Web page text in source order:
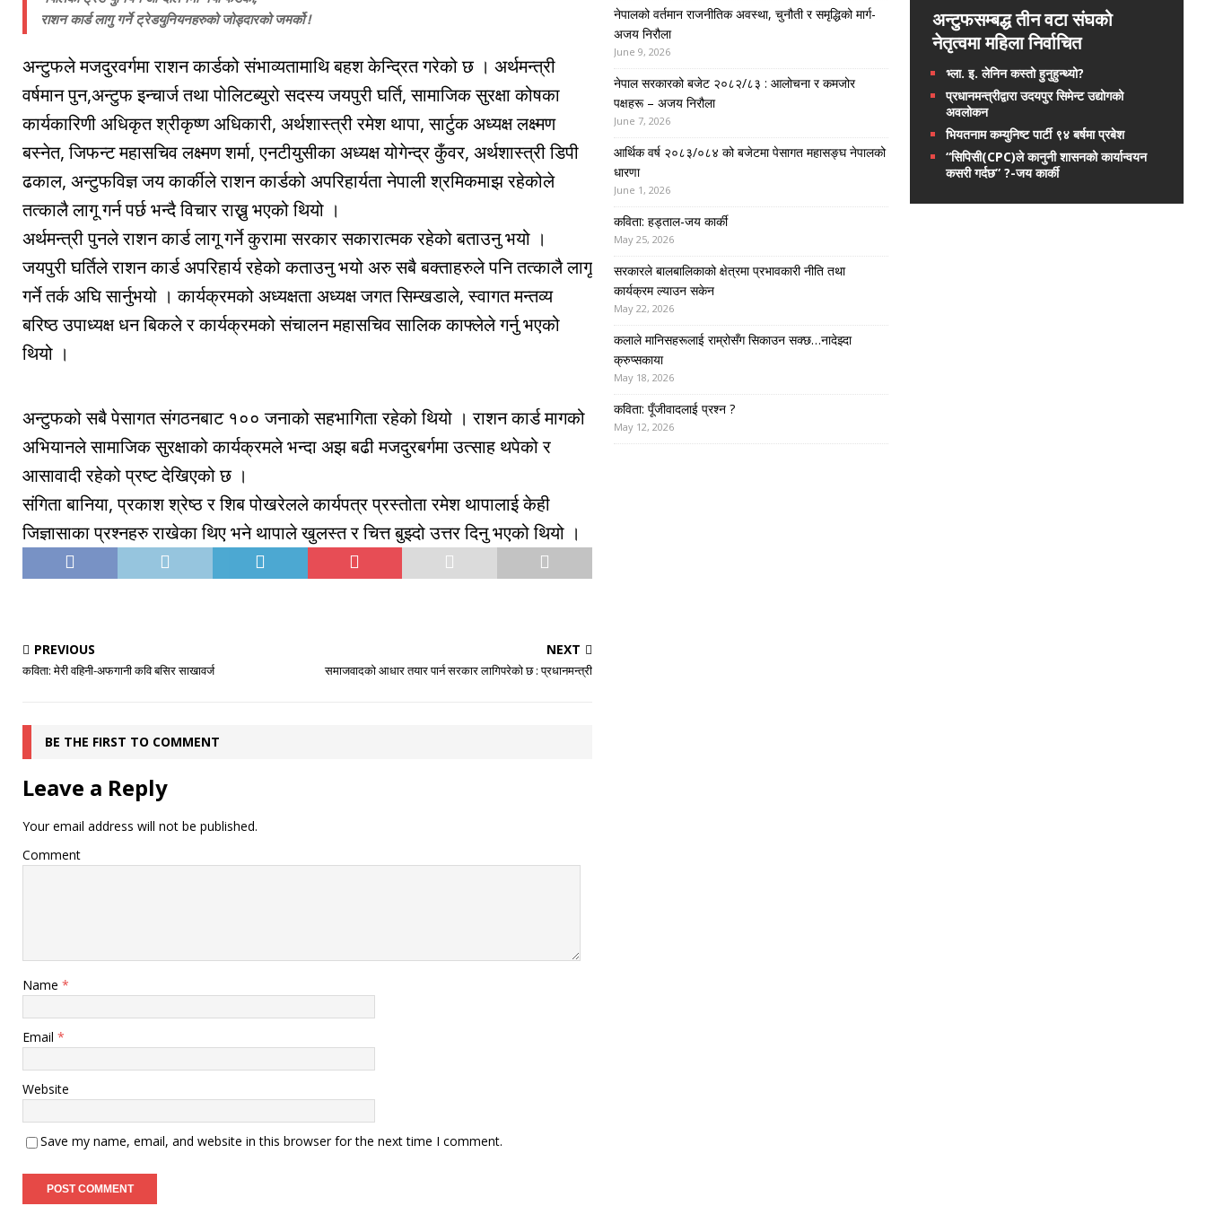
राशन कार्ड लागु गर्ने ट्रेडयुनियनहरुको जोड्दारको जमर्को !
अन्टुफले मजदुरवर्गमा राशन कार्डको संभाव्यतामाथि बहश केन्द्रित गरेको छ । अर्थमन्त्री
वर्षमान पुन,अन्टुफ इन्चार्ज तथा पोलिटब्युरो सदस्य जयपुरी घर्ति, सामाजिक सुरक्षा कोषका
कार्यकारिणी अधिकृत श्रीकृष्ण अधिकारी, अर्थशास्त्री रमेश थापा, सार्टुक अध्यक्ष लक्ष्मण
बस्नेत, जिफन्ट महासचिव लक्ष्मण शर्मा, एनटीयुसीका अध्यक्ष योगेन्द्र कुँवर, अर्थशास्त्री डिपी
ढकाल, अन्टुफविज्ञ जय कार्कीले राशन कार्डको अपरिहार्यता नेपाली श्रमिकमाझ रहेकोले
तत्कालै लागू गर्न पर्छ भन्दै विचार राख्नु भएको थियो ।
अर्थमन्त्री पुनले राशन कार्ड लागू गर्ने कुरामा सरकार सकारात्मक रहेको बताउनु भयो ।
जयपुरी घर्तिले राशन कार्ड अपरिहार्य रहेको कताउनु भयो अरु सबै बक्ताहरुले पनि तत्कालै लागू
गर्ने तर्क अघि सार्नुभयो । कार्यक्रमको अध्यक्षता अध्यक्ष जगत सिम्खडाले, स्वागत मन्तव्य
बरिष्ठ उपाध्यक्ष धन बिकले र कार्यक्रमको संचालन महासचिव सालिक काफ्लेले गर्नु भएको
थियो ।
अन्टुफको सबै पेसागत संगठनबाट १०० जनाको सहभागिता रहेको थियो । राशन कार्ड मागको
अभियानले सामाजिक सुरक्षाको कार्यक्रमले भन्दा अझ बढी मजदुरबर्गमा उत्साह थपेको र
आसावादी रहेको प्रष्ट देखिएको छ ।
संगिता बानिया, प्रकाश श्रेष्ठ र शिब पोखरेलले कार्यपत्र प्रस्तोता रमेश थापालाई केही
जिज्ञासाका प्रश्नहरु राखेका थिए भने थापाले खुलस्त र चित्त बुझ्दो उत्तर दिनु भएको थियो ।
PREVIOUS
कविता: मेरी वहिनी-अफगानी कवि बसिर साखावर्ज
NEXT
समाजवादको आधार तयार पार्न सरकार लागिपरेको छ : प्रधानमन्त्री
BE THE FIRST TO COMMENT
Leave a Reply
Your email address will not be published.
Comment
Name *
Email *
Website
Save my name, email, and website in this browser for the next time I comment.
नेपालको वर्तमान राजनीतिक अवस्था, चुनौती र समृद्धिको मार्ग-
अजय निरौला
June 9, 2026
नेपाल सरकारको बजेट २०८२/८३ : आलोचना र कमजोर
पक्षहरू – अजय निरौला
June 7, 2026
आर्थिक वर्ष २०८३/०८४ को बजेटमा पेसागत महासङ्घ नेपालको
धारणा
June 1, 2026
कविता: हड्ताल-जय कार्की
May 25, 2026
सरकारले बालबालिकाको क्षेत्रमा प्रभावकारी नीति तथा
कार्यक्रम ल्याउन सकेन
May 22, 2026
कलाले मानिसहरूलाई राम्रोसँग सिकाउन सक्छ…नादेझ्दा
क्रुप्सकाया
May 18, 2026
कविता: पूँजीवादलाई प्रश्न ?
May 12, 2026
अन्टुफसम्बद्ध तीन वटा संघको
नेतृत्वमा महिला निर्वाचित
भ्ला. इ. लेनिन कस्तो हुनुहुन्थ्यो?
प्रधानमन्त्रीद्वारा उदयपुर सिमेन्ट उद्योगको
अवलोकन
भियतनाम कम्युनिष्ट पार्टी ९४ बर्षमा प्रबेश
“सिपिसी(CPC)ले कानुनी शासनको कार्यान्वयन
कसरी गर्दछ” ?-जय कार्की